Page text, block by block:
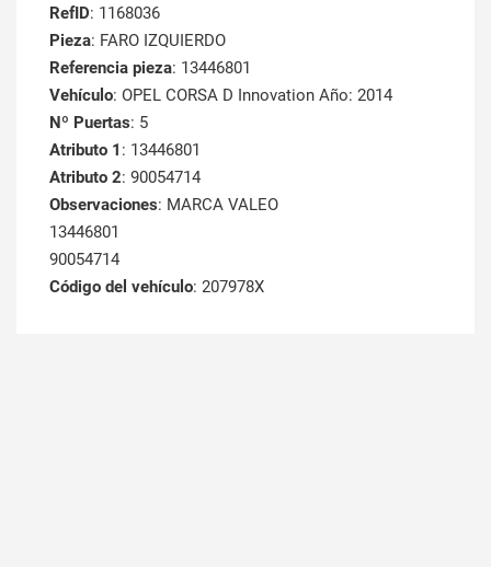
RefID: 1168036
Pieza: FARO IZQUIERDO
Referencia pieza: 13446801
Vehículo: OPEL CORSA D Innovation Año: 2014
Nº Puertas: 5
Atributo 1 : 13446801
Atributo 2: 90054714
Observaciones: MARCA VALEO
13446801
90054714
Código del vehículo: 207978X